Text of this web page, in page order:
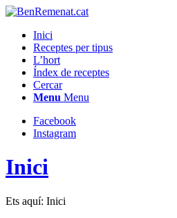
Inici
Receptes per tipus
L’hort
Índex de receptes
Cercar
Menu Menu
Facebook
Instagram
Inici
Ets aquí: Inici